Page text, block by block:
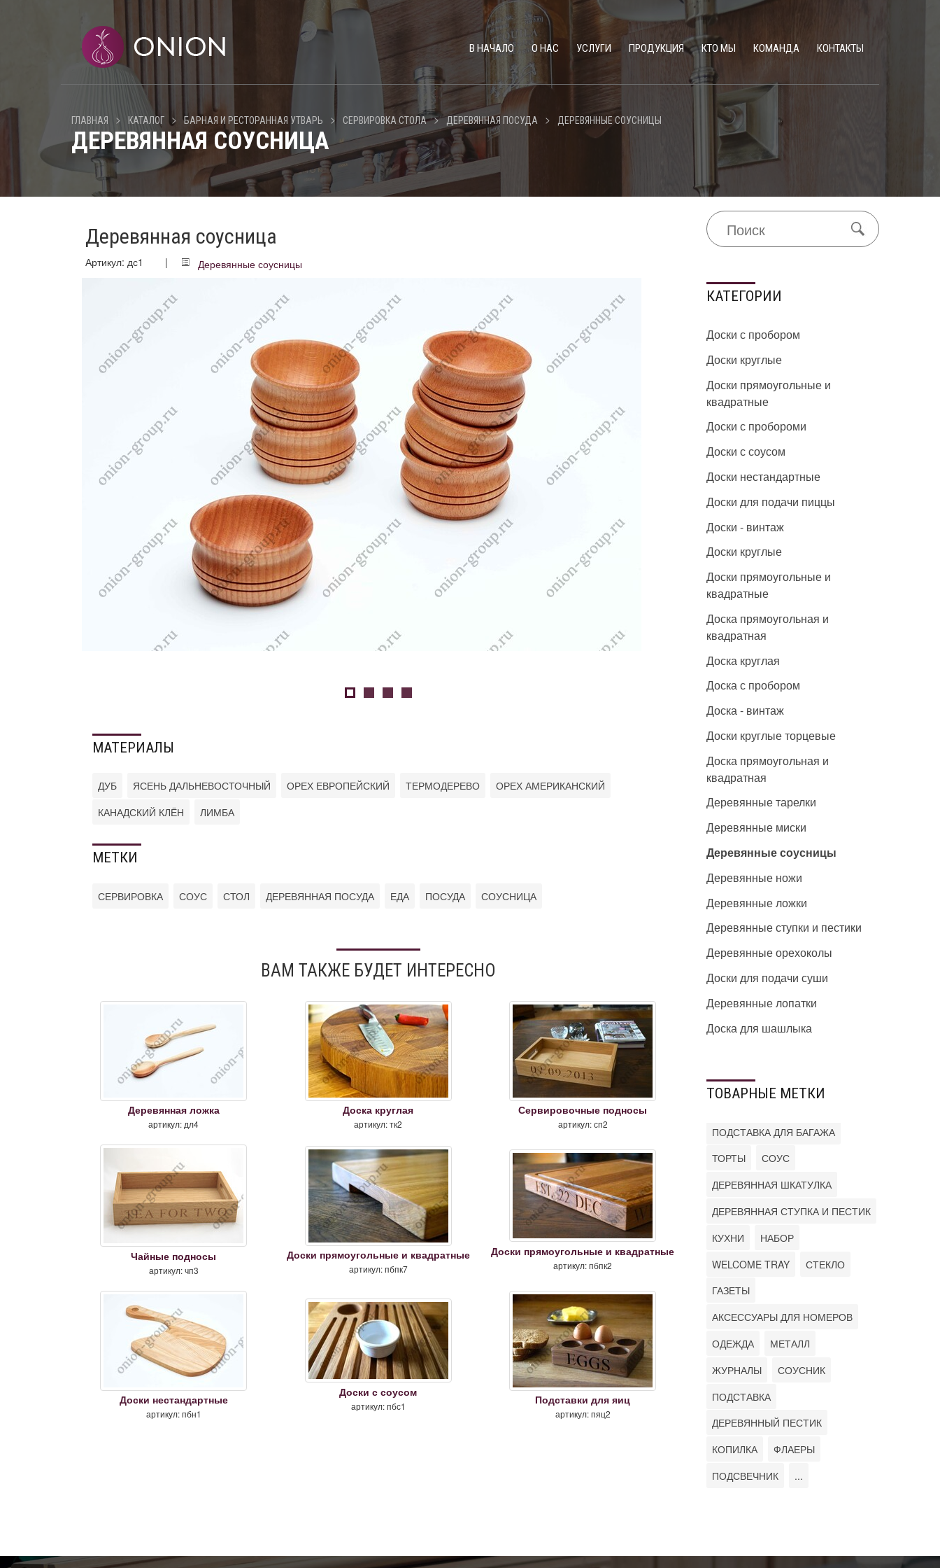
В НАЧАЛО О НАС УСЛУГИ ПРОДУКЦИЯ КТО МЫ КОМАНДА КОНТАКТЫ
ГЛАВНАЯ > КАТАЛОГ > БАРНАЯ И РЕСТОРАННАЯ УТВАРЬ > СЕРВИРОВКА СТОЛА > ДЕРЕВЯННАЯ ПОСУДА > ДЕРЕВЯННЫЕ СОУСНИЦЫ
ДЕРЕВЯННАЯ СОУСНИЦА
Деревянная соусница
Артикул: дс1 | Деревянные соусницы
МАТЕРИАЛЫ
ДУБ ЯСЕНЬ ДАЛЬНЕВОСТОЧНЫЙ ОРЕХ ЕВРОПЕЙСКИЙ ТЕРМОДЕРЕВО
ОРЕХ АМЕРИКАНСКИЙ
КАНАДСКИЙ КЛЁН
ЛИМБА
МЕТКИ
СЕРВИРОВКА СОУС СТОЛ ДЕРЕВЯННАЯ ПОСУДА ЕДА ПОСУДА СОУСНИЦА
ВАМ ТАКЖЕ БУДЕТ ИНТЕРЕСНО
Деревянная ложка
артикул: дл4
Доска круглая
артикул: тк2
Сервировочные подносы
артикул: сп2
Чайные подносы
артикул: чп3
Доски прямоугольные и квадратные
артикул: пбпк7
Доски прямоугольные и квадратные
артикул: пбпк2
Доски нестандартные
артикул: пбн1
Доски с соусом
артикул: пбс1 Подставки для яиц
артикул: пяц2
КАТЕГОРИИ
Доски с пробором
Доски круглые
Доски прямоугольные и
квадратные
Доски с пробороми
Доски с соусом
Доски нестандартные
Доски для подачи пиццы
Доски - винтаж
Доски круглые
Доски прямоугольные и
квадратные
Доска прямоугольная и
квадратная
Доска круглая
Доска с пробором
Доска - винтаж
Доски круглые торцевые
Доска прямоугольная и
квадратная
Деревянные тарелки
Деревянные миски
Деревянные соусницы
Деревянные ножи
Деревянные ложки
Деревянные ступки и пестики
Деревянные орехоколы
Доски для подачи суши
Деревянные лопатки
Доска для шашлыка
ТОВАРНЫЕ МЕТКИ
ПОДСТАВКА ДЛЯ БАГАЖА
ТОРТЫ
СОУС
ДЕРЕВЯННАЯ ШКАТУЛКА
ДЕРЕВЯННАЯ СТУПКА И ПЕСТИК
КУХНИ
НАБОР
WELCOME TRAY
СТЕКЛО
ГАЗЕТЫ
АКСЕССУАРЫ ДЛЯ НОМЕРОВ
ОДЕЖДА
МЕТАЛЛ
ЖУРНАЛЫ
СОУСНИК
ПОДСТАВКА
ДЕРЕВЯННЫЙ ПЕСТИК
КОПИЛКА
ФЛАЕРЫ
ПОДСВЕЧНИК
...